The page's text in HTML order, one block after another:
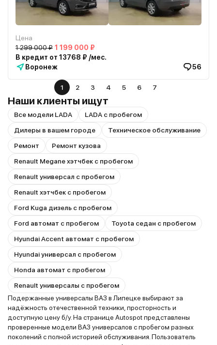
Цена
1 299 000 ₽ 1 199 000 ₽
В кредит от 13768 ₽ /мес.
Воронеж
56
1 2 3 4 5 6 7
Наши клиенты ищут
Все модели LADA
LADA с пробегом
Дилеры в вашем городе
Техническое обслуживание
Ремонт
Ремонт кузова
Renault Megane хэтчбек с пробегом
Renault универсал с пробегом
Renault хэтчбек с пробегом
Ford Kuga дизель с пробегом
Ford автомат с пробегом
Toyota седан с пробегом
Hyundai Accent автомат с пробегом
Hyundai универсал с пробегом
Honda автомат с пробегом
Renault универсалы с пробегом
Подержанные универсалы ВАЗ в Липецке выбирают за
надёжность отечественной техники, просторность и
доступную цену б/у. На странице Autospot представлены
проверенные модели ВАЗ универсалов с пробегом разных
поколений с полной историей обслуживания. Пользователь